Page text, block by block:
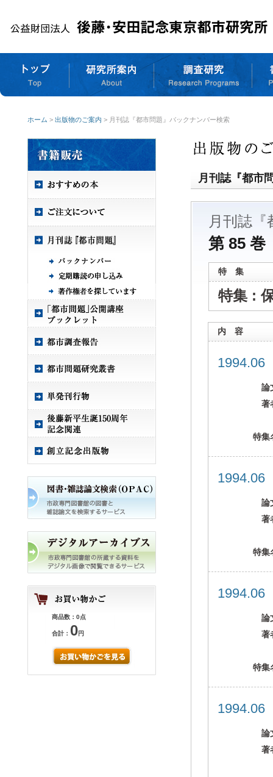
ホーム > 出版物のご案内 > 月刊誌『都市問題』バックナンバー検索
商品数：0点
合計： 0円
月刊誌『都市
月刊誌『
第 85
特 集
特集 :
内 容
論
著
特集
論
著
特集
論
著
特集
論
著